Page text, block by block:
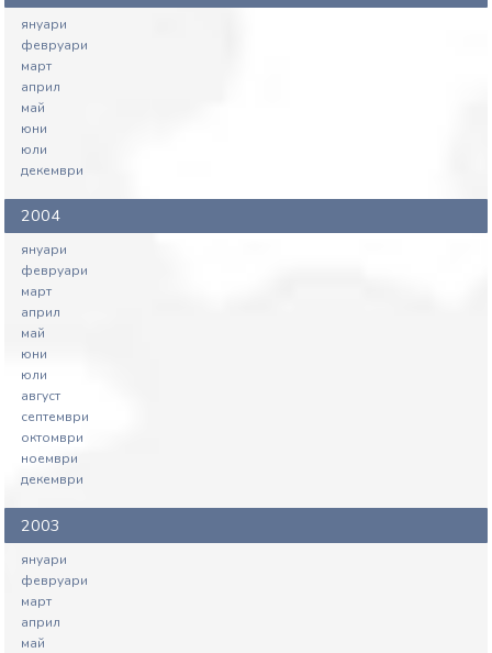
януари
февруари
март
април
май
юни
юли
декември
2004
януари
февруари
март
април
май
юни
юли
август
септември
октомври
ноември
декември
2003
януари
февруари
март
април
май